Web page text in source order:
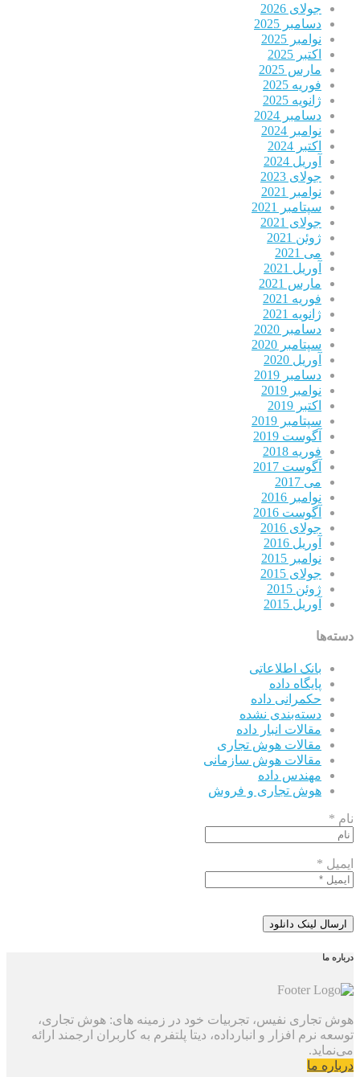
جولای 2026
دسامبر 2025
نوامبر 2025
اکتبر 2025
مارس 2025
فوریه 2025
ژانویه 2025
دسامبر 2024
نوامبر 2024
اکتبر 2024
آوریل 2024
جولای 2023
نوامبر 2021
سپتامبر 2021
جولای 2021
ژوئن 2021
می 2021
آوریل 2021
مارس 2021
فوریه 2021
ژانویه 2021
دسامبر 2020
سپتامبر 2020
آوریل 2020
دسامبر 2019
نوامبر 2019
اکتبر 2019
سپتامبر 2019
آگوست 2019
فوریه 2018
آگوست 2017
می 2017
نوامبر 2016
آگوست 2016
جولای 2016
آوریل 2016
نوامبر 2015
جولای 2015
ژوئن 2015
آوریل 2015
دسته‌ها
بانک اطلاعاتی
پایگاه داده
حکمرانی داده
دسته‌بندی نشده
مقالات انبار داده
مقالات هوش تجاری
مقالات هوش سازمانی
مهندس داده
هوش تجاری و فروش
نام *
ایمیل *
درباره ما
هوش تجاری نفیس، تجربیات خود در زمینه های: هوش تجاری،
توسعه نرم افزار و انبارداده، دیتا پلتفرم به کاربران ارجمند ارائه
می‌نماید.
درباره ما